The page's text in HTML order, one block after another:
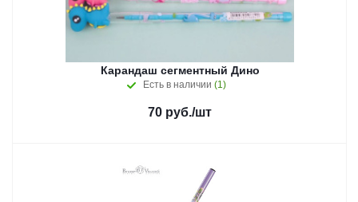
Карандаш сегментный Дино
Есть в наличии (1)
70 руб./шт